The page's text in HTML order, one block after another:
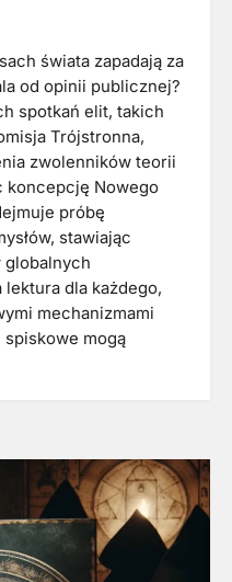
świata zapadają za
od opinii publicznej?
spotkań elit, takich
Trójstronna,
zwolenników teorii
koncepcję Nowego
próbę
stawiając
globalnych
dla każdego,
mechanizmami
spiskowe mogą